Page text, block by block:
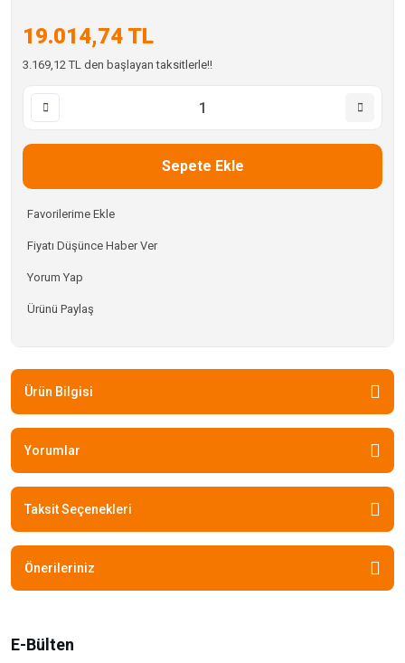
19.014,74 TL
3.169,12 TL den başlayan taksitlerle!!
Sepete Ekle
Fiyatı Düşünce Haber Ver
Yorum Yap
Ürünü Paylaş
Ürün Bilgisi
Yorumlar
Taksit Seçenekleri
Önerileriniz
E-Bülten